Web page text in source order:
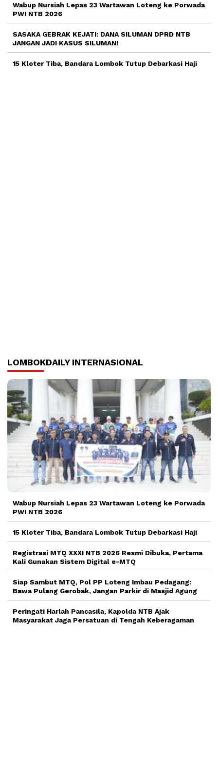
Wabup Nursiah Lepas 23 Wartawan Loteng ke Porwada
PWI NTB 2026
SASAKA GEBRAK KEJATI: DANA SILUMAN DPRD NTB
JANGAN JADI KASUS SILUMAN!
15 Kloter Tiba, Bandara Lombok Tutup Debarkasi Haji
LOMBOKDAILY INTERNASIONAL
Wabup Nursiah Lepas 23 Wartawan Loteng ke Porwada
PWI NTB 2026
15 Kloter Tiba, Bandara Lombok Tutup Debarkasi Haji
Registrasi MTQ XXXI NTB 2026 Resmi Dibuka, Pertama
Kali Gunakan Sistem Digital e-MTQ
Siap Sambut MTQ, Pol PP Loteng Imbau Pedagang:
Bawa Pulang Gerobak, Jangan Parkir di Masjid Agung
Peringati Harlah Pancasila, Kapolda NTB Ajak
Masyarakat Jaga Persatuan di Tengah Keberagaman